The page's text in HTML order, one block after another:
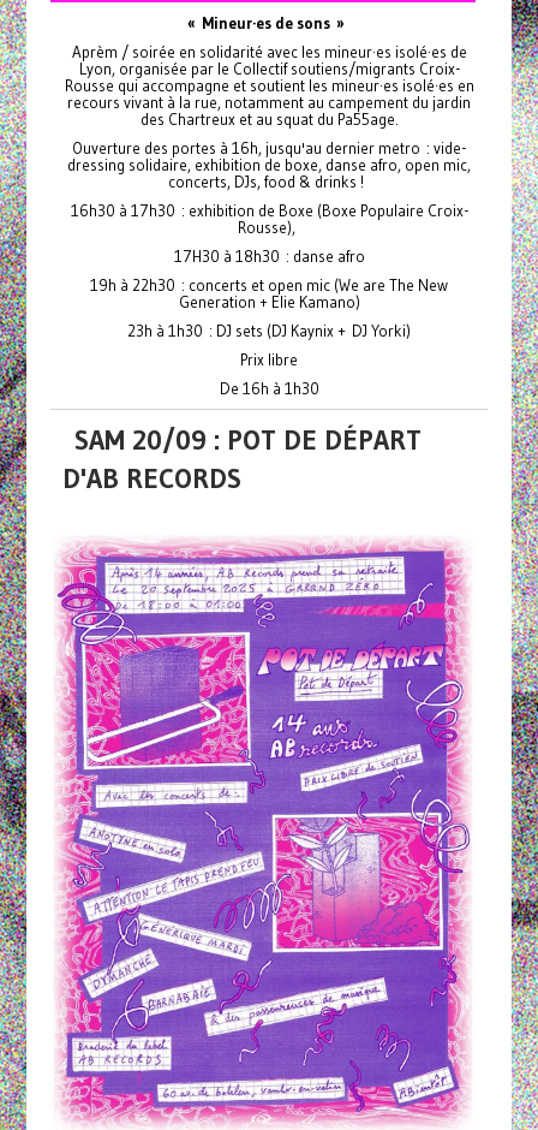
« Mineur·es de sons »
Aprèm / soirée en solidarité avec les mineur·es isolé·es de
Lyon, organisée par le Collectif soutiens/migrants Croix-
Rousse qui accompagne et soutient les mineur·es isolé·es en
recours vivant à la rue, notamment au campement du jardin
des Chartreux et au squat du Pa55age.
Ouverture des portes à 16h, jusqu'au dernier metro : vide-
dressing solidaire, exhibition de boxe, danse afro, open mic,
concerts, DJs, food & drinks !
16h30 à 17h30 : exhibition de Boxe (Boxe Populaire Croix-
Rousse),
17H30 à 18h30 : danse afro
19h à 22h30 : concerts et open mic (We are The New
Generation + Elie Kamano)
23h à 1h30 : DJ sets (DJ Kaynix + DJ Yorki)
Prix libre
De 16h à 1h30
SAM 20/09 : POT DE DÉPART
D'AB RECORDS